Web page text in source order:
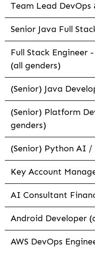
Team Lead DevOps
Senior Java Full
Full Stack
(all genders)
(Senior) Java
(Senior) Platform
genders)
(Senior) Python AI /
Key Account
AI Consultant
Android Developer
AWS DevOps